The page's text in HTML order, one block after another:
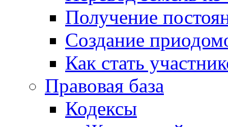
Получение
Создание
Как стать
Правовая база
Кодексы